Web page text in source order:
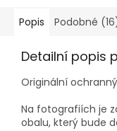
Popis Podobné
Detailní popis
Originální
Na fotografiích je
obalu, který bude